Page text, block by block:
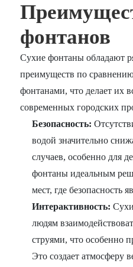
фонтанов
Сухие фонтаны обладают
преимуществ по
фонтанами, что делает их
современных городских
Безопасность:
водой значительно
случаев, особенно для
фонтаны идеальным
мест, где безопасность
Интерактивность:
людям
струями, что особенно
Это создает атмосферу